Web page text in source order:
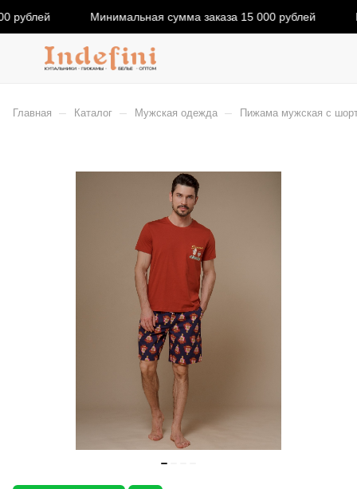
рублей Минимальная сумма заказа 15 000 рублей
Главная – Каталог – Мужская одежда – Пижама мужская с